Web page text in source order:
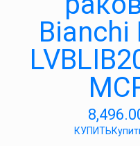
Bianchi
КУПИТЬ